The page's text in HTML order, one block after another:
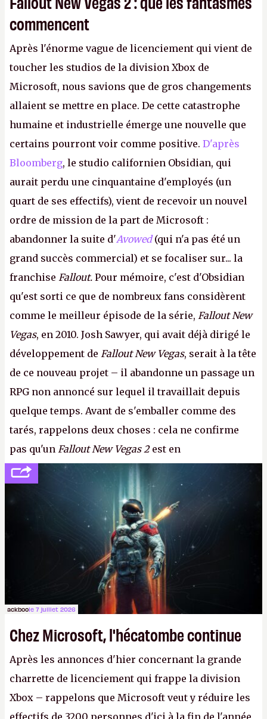
commencent
Après l'énorme vague de licenciement qui vient de
toucher les studios de la division Xbox de
Microsoft, nous savions que de gros changements
allaient se mettre en place. De cette catastrophe
humaine et industrielle émerge une nouvelle que
certains pourront voir comme positive. D'après
Bloomberg, le studio californien Obsidian, qui
aurait perdu une cinquantaine d'employés (un
quart de ses effectifs), vient de recevoir un nouvel
ordre de mission de la part de Microsoft :
abandonner la suite d'Avowed(qui n'a pas été un
grand succès commercial) et se focaliser sur... la
franchise Fallout. Pour mémoire, c'est d'Obsidian
qu'est sorti ce que de nombreux fans considèrent
comme le meilleur épisode de la série, Fallout New
Vegas, en 2010. Josh Sawyer, qui avait déjà dirigé le
développement de Fallout New Vegas, serait à la tête
de ce nouveau projet – il abandonne un passage un
RPG non annoncé sur lequel il travaillait depuis
quelque temps. Avant de s'emballer comme des
tarés, rappelons deux choses : cela ne confirme
pas qu'un Fallout New Vegas 2est en
développement (pour ce que l'on sait, ils bossent
peut-être sur
Fallout Football ou
Fallout vs. Les
Lapins Crétins) et l'Obsidian d'aujourd'hui n'est plus
le même studio qu'il y a 15 ans. Mais bon, OK, on
peut commencer à fantasmer.A.
ackboole 7 juillet 2026
Chez Microsoft, l'hécatombe continue
Après les annonces d'hier concernant la grande
charrette de licenciement qui frappe la division
Xbox – rappelons que Microsoft veut y réduire les
effectifs de 3200 personnes d'ici à la fin de l'année